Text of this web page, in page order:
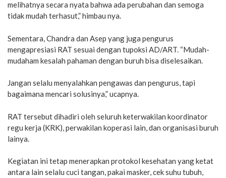
melihatnya secara nyata bahwa ada perubahan dan semoga
tidak mudah terhasut,” himbau nya.
Sementara, Chandra dan Asep yang juga pengurus
mengapresiasi RAT sesuai dengan tupoksi AD/ART. “Mudah-
mudaham kesalah pahaman dengan buruh bisa diselesaikan.
Jangan selalu menyalahkan pengawas dan pengurus, tapi
bagaimana mencari solusinya,” ucapnya.
RAT tersebut dihadiri oleh seluruh keterwakilan koordinator
regu kerja (KRK), perwakilan koperasi lain, dan organisasi buruh
lainya.
Kegiatan ini tetap menerapkan protokol kesehatan yang ketat
antara lain selalu cuci tangan, pakai masker, cek suhu tubuh,